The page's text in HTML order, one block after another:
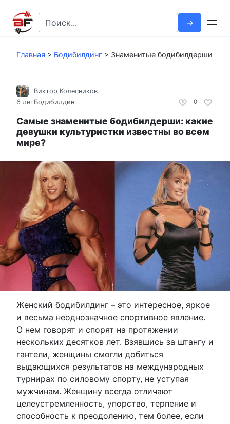
контенту
Search
for:
Главная > Бодибилдинг > Знаменитые бодибилдерши
0
Виктор Колесников
6 летБодибилдинг
Самые знаменитые бодибилдерши: какие
девушки культуристки известны во всем
мире?
Женский бодибилдинг – это интересное, яркое
и весьма неоднозначное спортивное явление.
О нем говорят и спорят на протяжении
нескольких десятков лет. Взявшись за штангу и
гантели, женщины смогли добиться
выдающихся результатов на международных
турнирах по силовому спорту, не уступая
мужчинам. Женщину всегда отличают
целеустремленность, упорство, терпение и
способность к преодолению, тем более, если